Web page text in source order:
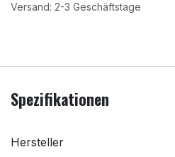
Versand: 2-3 Geschäftstage
Spezifikationen
Hersteller